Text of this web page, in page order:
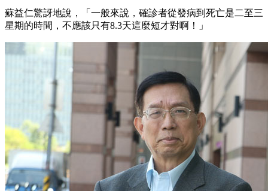
蘇益仁驚訝地說，「一般來說，確診者從發病到死亡是二至三
星期的時間，不應該只有8.3天這麼短才對啊！」